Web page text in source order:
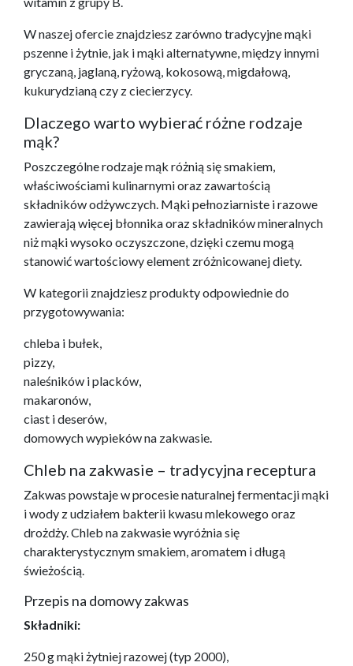
W naszej ofercie znajdziesz zarówno tradycyjne mąki
pszenne i żytnie, jak i mąki alternatywne, między innymi
gryczaną, jaglaną, ryżową, kokosową, migdałową,
kukurydzianą czy z ciecierzycy.
Dlaczego warto wybierać różne rodzaje
mąk?
Poszczególne rodzaje mąk różnią się smakiem,
właściwościami kulinarnymi oraz zawartością
składników odżywczych. Mąki pełnoziarniste i razowe
zawierają więcej błonnika oraz składników mineralnych
niż mąki wysoko oczyszczone, dzięki czemu mogą
stanowić wartościowy element zróżnicowanej diety.
W kategorii znajdziesz produkty odpowiednie do
przygotowywania:
chleba i bułek,
pizzy,
naleśników i placków,
makaronów,
ciast i deserów,
domowych wypieków na zakwasie.
Chleb na zakwasie – tradycyjna receptura
Zakwas powstaje w procesie naturalnej fermentacji mąki
i wody z udziałem bakterii kwasu mlekowego oraz
drożdży. Chleb na zakwasie wyróżnia się
charakterystycznym smakiem, aromatem i długą
świeżością.
Przepis na domowy zakwas
Składniki:
250 g mąki żytniej razowej (typ 2000),